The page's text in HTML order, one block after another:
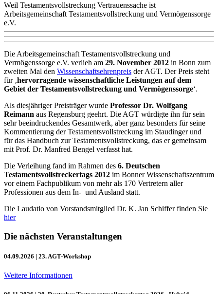
Weil Testamentsvollstreckung Vertrauenssache ist
Arbeitsgemeinschaft Testamentsvollstreckung und Vermögenssorge
e.V.
Die Arbeitsgemeinschaft Testamentsvollstreckung und
Vermögenssorge e.V. verlieh am 29. November 2012 in Bonn zum
zweiten Mal den Wissenschaftsehrenpreis der AGT. Der Preis steht
für ‚hervorragende wissenschaftliche Leistungen auf dem
Gebiet der Testamentsvollstreckung und Vermögenssorge‘.
Als diesjähriger Preisträger wurde Professor Dr. Wolfgang
Reimann aus Regensburg geehrt. Die AGT würdigte ihn für sein
sehr beeindruckendes Gesamtwerk, aber ganz besonders für seine
Kommentierung der Testamentsvollstreckung im Staudinger und
für das Handbuch zur Testamentsvollstreckung, das er gemeinsam
mit Prof. Dr. Manfred Bengel verfasst hat.
Die Verleihung fand im Rahmen des 6. Deutschen
Testamentsvollstreckertags 2012 im Bonner Wissenschaftszentrum
vor einem Fachpublikum von mehr als 170 Vertretern aller
Professionen aus dem In- und Ausland statt.
Die Laudatio von Vorstandsmitglied Dr. K. Jan Schiffer finden Sie
hier
Die nächsten Veranstaltungen
04.09.2026 | 23. AGT-Workshop
Weitere Informationen